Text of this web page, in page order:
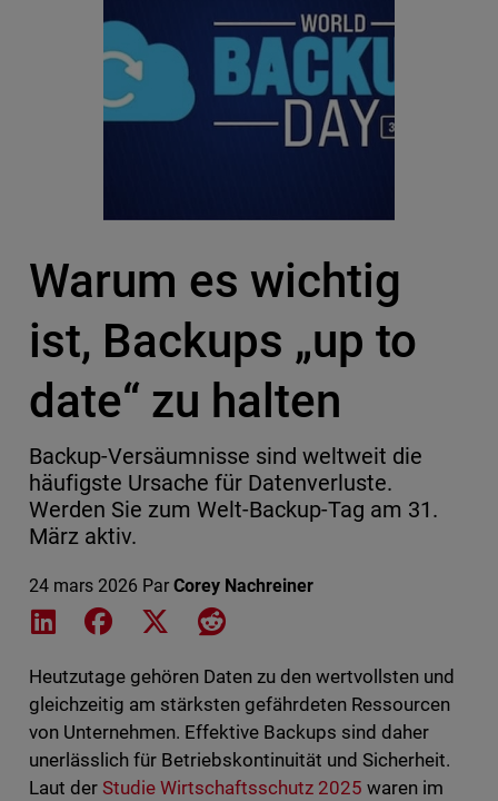
Warum es wichtig
ist, Backups „up to
date“ zu halten
Backup-Versäumnisse sind weltweit die
häufigste Ursache für Datenverluste.
Werden Sie zum Welt-Backup-Tag am 31.
März aktiv.
24 mars 2026 Par Corey Nachreiner
Share on LinkedIn
Share on Facebook
Share on XShare on Reddit
Heutzutage gehören Daten zu den wertvollsten und
gleichzeitig am stärksten gefährdeten Ressourcen
von Unternehmen. Effektive Backups sind daher
unerlässlich für Betriebskontinuität und Sicherheit.
Laut der Studie Wirtschaftsschutz 2025 waren im